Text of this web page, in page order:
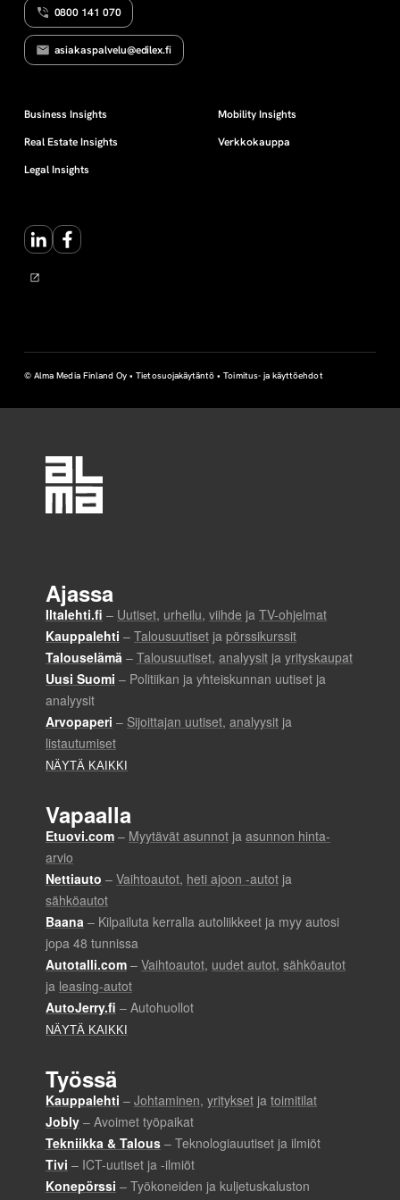
t
j
o
h
t
a
m
i
n
N
0800 141 070
asiakaspalvelu@edilex.fi
Business Insights
Real Estate Insights
Legal Insights
Mobility Insights
Verkkokauppa
LinkedInFacebook
© Alma Media Finland Oy •Tietosuojakäytäntö •Toimitus- ja käyttöehdot